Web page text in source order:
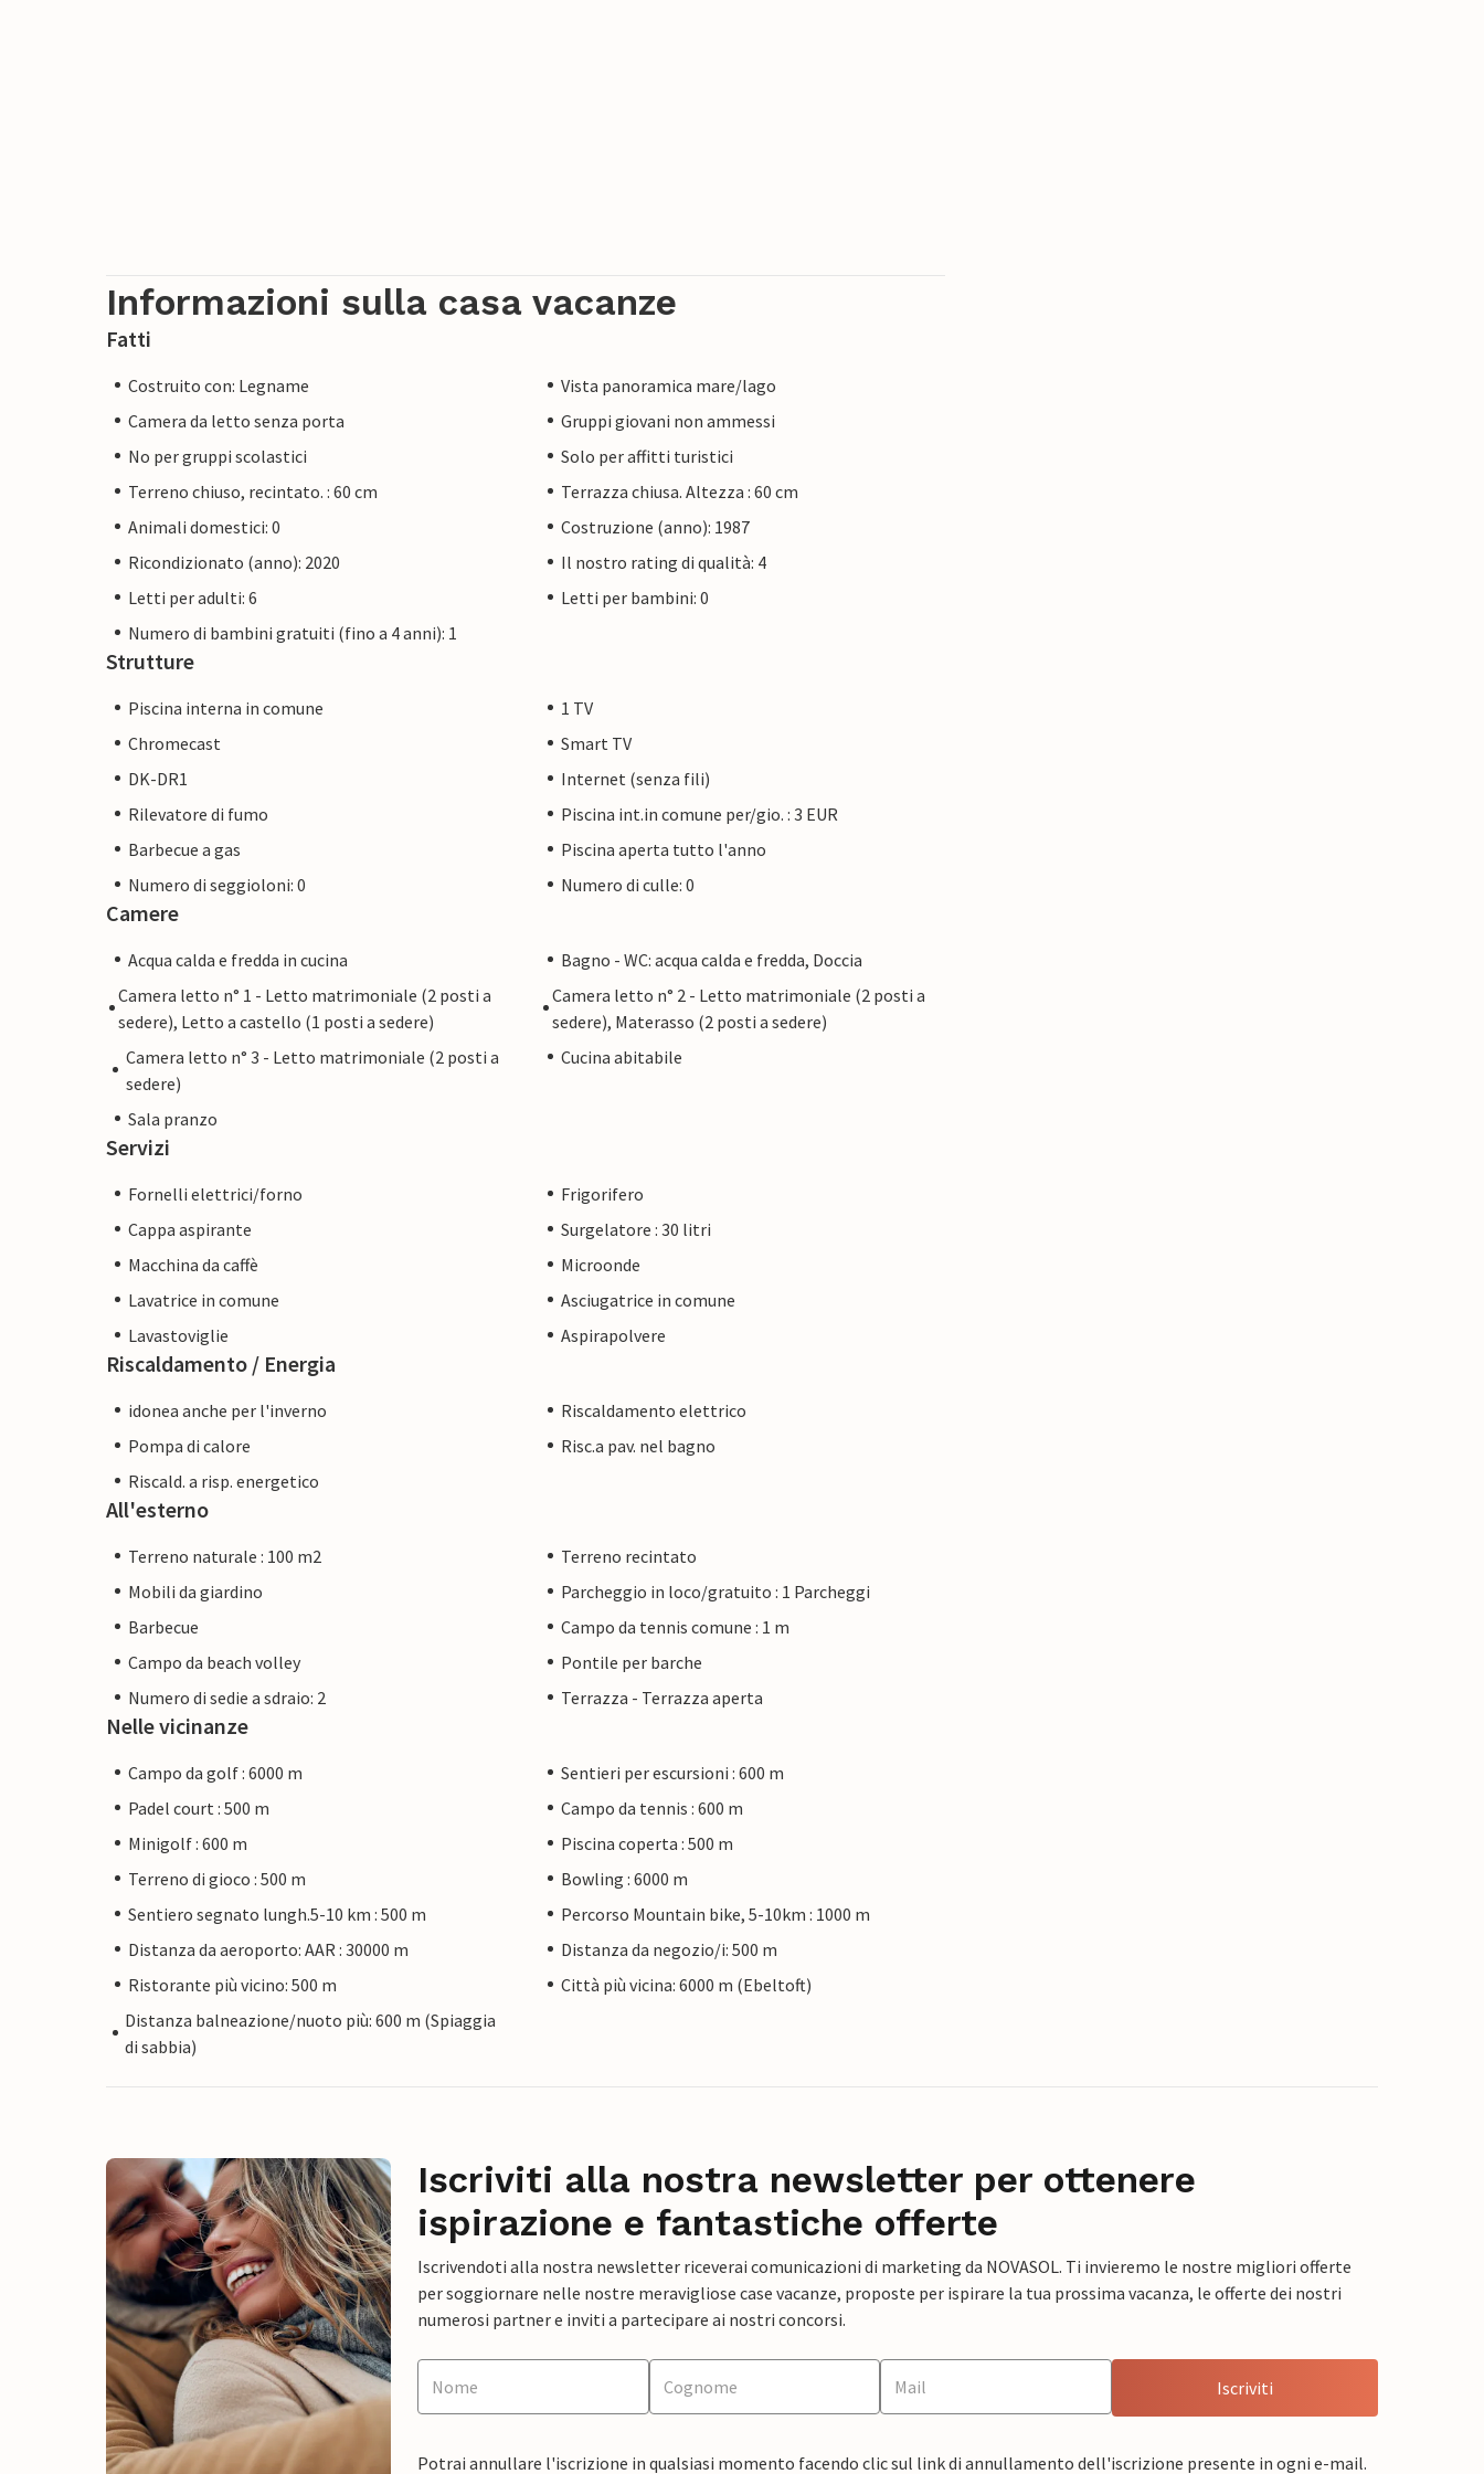
Informazioni sulla casa vacanze
Fatti
Costruito con: Legname
Vista panoramica mare/lago
Camera da letto senza porta
Gruppi giovani non ammessi
No per gruppi scolastici
Solo per affitti turistici
Terreno chiuso, recintato. : 60 cm
Terrazza chiusa. Altezza : 60 cm
Animali domestici: 0
Costruzione (anno): 1987
Ricondizionato (anno): 2020
Il nostro rating di qualità: 4
Letti per adulti: 6
Letti per bambini: 0
Numero di bambini gratuiti (fino a 4 anni): 1
Strutture
Piscina interna in comune
1 TV
Chromecast
Smart TV
DK-DR1
Internet (senza fili)
Rilevatore di fumo
Piscina int.in comune per/gio. : 3 EUR
Barbecue a gas
Piscina aperta tutto l'anno
Numero di seggioloni: 0
Numero di culle: 0
Camere
Acqua calda e fredda in cucina
Bagno - WC: acqua calda e fredda, Doccia
Camera letto n° 1 - Letto matrimoniale (2 posti a
sedere), Letto a castello (1 posti a sedere)
Camera letto n° 2 - Letto matrimoniale (2 posti a
sedere), Materasso (2 posti a sedere)
Camera letto n° 3 - Letto matrimoniale (2 posti a
sedere)
Cucina abitabile
Sala pranzo
Servizi
Fornelli elettrici/forno
Frigorifero
Cappa aspirante
Surgelatore : 30 litri
Macchina da caffè
Microonde
Lavatrice in comune
Asciugatrice in comune
Lavastoviglie
Aspirapolvere
Riscaldamento / Energia
idonea anche per l'inverno
Riscaldamento elettrico
Pompa di calore
Risc.a pav. nel bagno
Riscald. a risp. energetico
All'esterno
Terreno naturale : 100 m2
Terreno recintato
Mobili da giardino
Parcheggio in loco/gratuito : 1 Parcheggi
Barbecue
Campo da tennis comune : 1 m
Campo da beach volley
Pontile per barche
Numero di sedie a sdraio: 2
Terrazza - Terrazza aperta
Nelle vicinanze
Campo da golf : 6000 m
Sentieri per escursioni : 600 m
Padel court : 500 m
Campo da tennis : 600 m
Minigolf : 600 m
Piscina coperta : 500 m
Terreno di gioco : 500 m
Bowling : 6000 m
Sentiero segnato lungh.5-10 km : 500 m
Percorso Mountain bike, 5-10km : 1000 m
Distanza da aeroporto: AAR : 30000 m
Distanza da negozio/i: 500 m
Ristorante più vicino: 500 m
Città più vicina: 6000 m (Ebeltoft)
Distanza balneazione/nuoto più: 600 m (Spiaggia
di sabbia)
Iscriviti alla nostra newsletter per ottenere
ispirazione e fantastiche offerte
Iscrivendoti alla nostra newsletter riceverai comunicazioni di marketing da NOVASOL. Ti invieremo le nostre migliori offerte
per soggiornare nelle nostre meravigliose case vacanze, proposte per ispirare la tua prossima vacanza, le offerte dei nostri
numerosi partner e inviti a partecipare ai nostri concorsi.
Iscriviti
Potrai annullare l'iscrizione in qualsiasi momento facendo clic sul link di annullamento dell'iscrizione presente in ogni e-mail.